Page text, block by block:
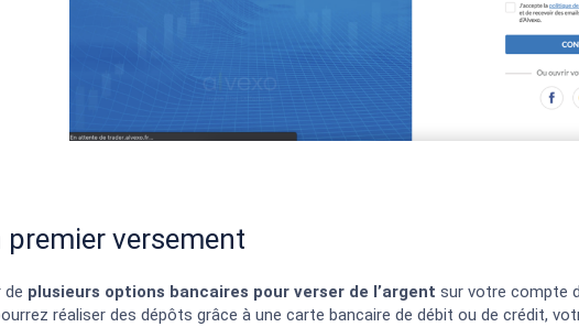
premier versement
de plusieurs options bancaires pour verser de l’argent sur votre compte
réaliser des dépôts grâce à une carte bancaire de débit ou de crédit,